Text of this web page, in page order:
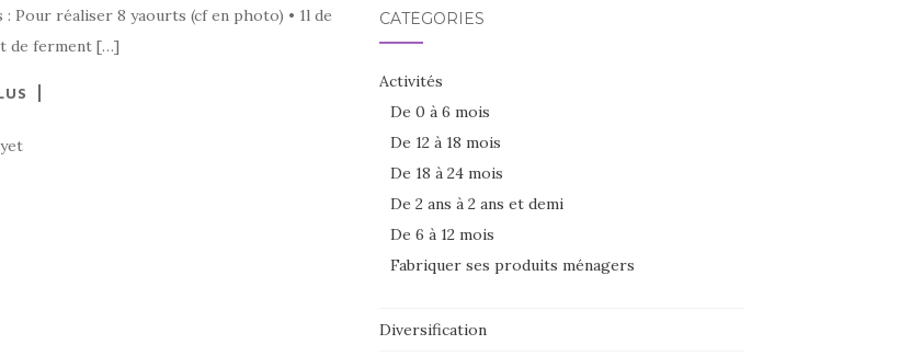
réaliser 8 yaourts (cf en photo) • 1l de
de ferment […]
CATÉGORIES
Activités
De 0 à 6 mois
De 12 à 18 mois
De 18 à 24 mois
De 2 ans à 2 ans et demi
De 6 à 12 mois
Fabriquer ses produits ménagers
Diversification